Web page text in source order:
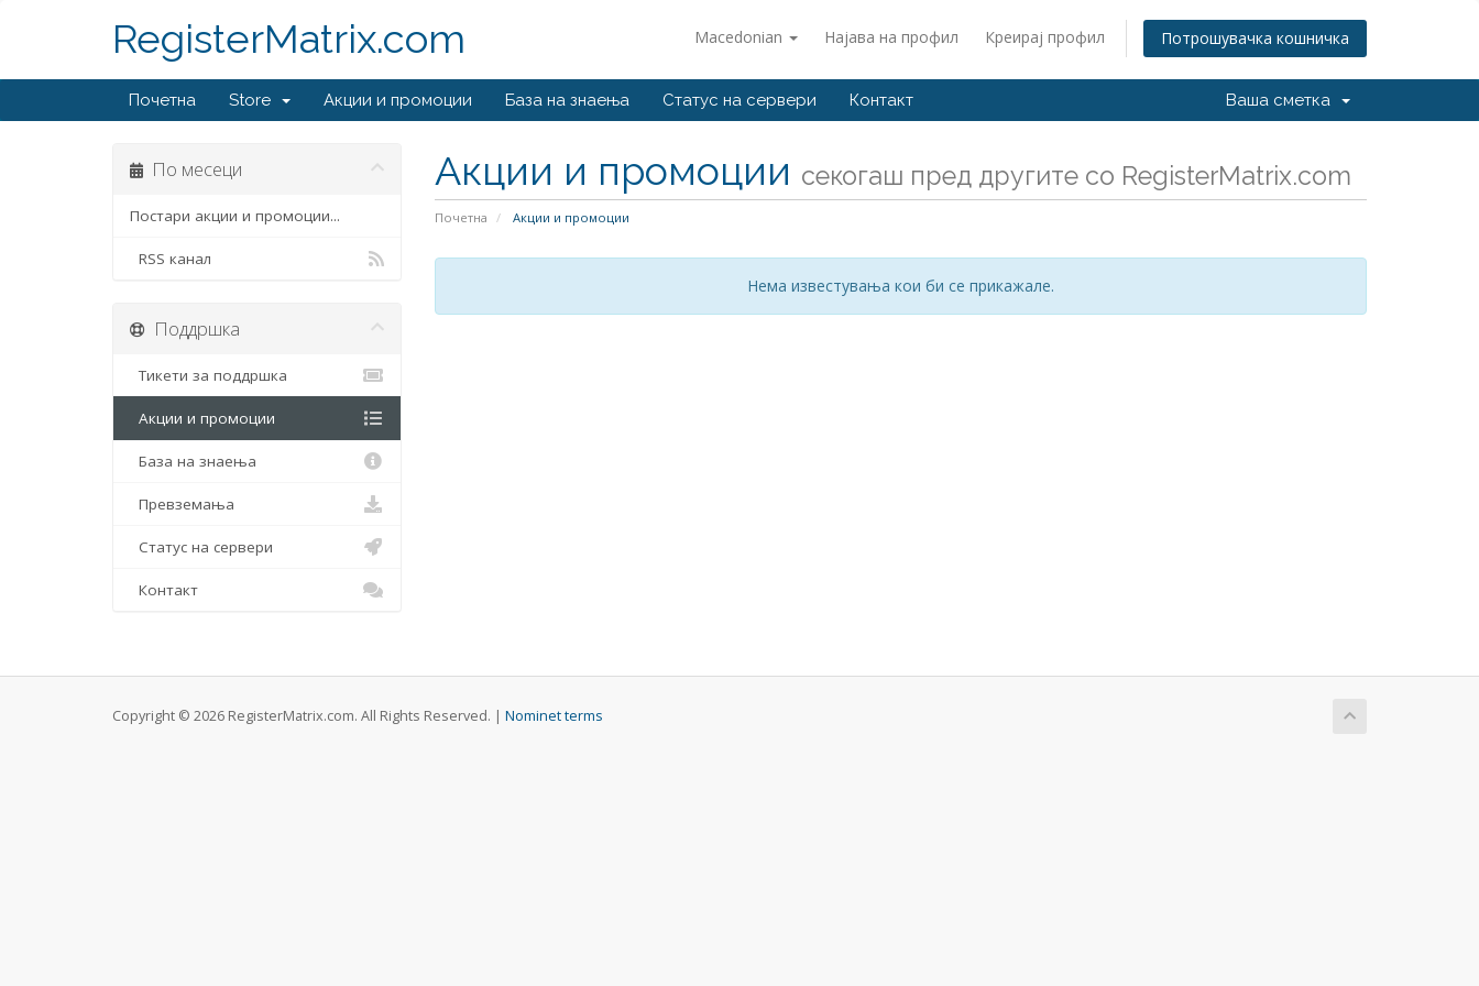
Macedonian Најава на профил Креирај профил Потрошувачка кошничка
RegisterMatrix.com
Почетна Store Акции и промоции База на знаења Статус на сервери Контакт Ваша сметка
Акции и промоции секогаш пред другите со RegisterMatrix.com
Почетна Акции и промоции
По месеци
Постари акции и промоции...
RSS канал
Нема известувања кои би се прикажале.
Поддршка
Тикети за поддршка
Акции и промоции
База на знаења
Превземања
Статус на сервери
Контакт
Copyright © 2026 RegisterMatrix.com. All Rights Reserved. | Nominet terms